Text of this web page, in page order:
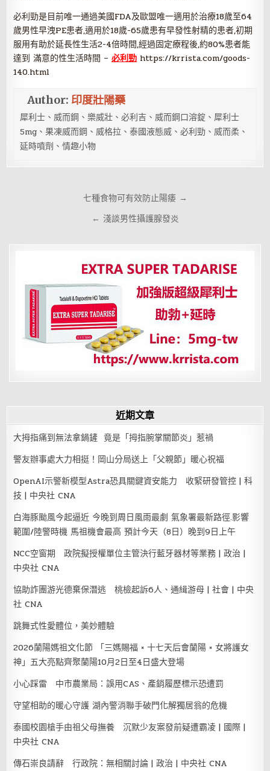
必利勁是目前唯一通過美國FDA及歐盟唯一適用於治療18歲至64
歲男性早洩PE患者,適用於18歲-65歲患有早發性射精的患者,初期
服用有助於延長性生活2-4倍時間,經過固定療程後,約80%患者能
達到 滿意的性生活時間 –必利勁 https://krrista.com/goods-
140.html
Author: 印度壯陽藥
犀利士、威而鋼、樂威壯、必利吉、威而鋼口溶錠、犀利士
5mg、果凍威而鋼、威格拉、泰國液態威、必利勁、威而柔、
延時噴劑、情趣小物
覽
七種食物可有效防止陽痿 →
← 淺談男性攝護腺發炎
近期文章
大拇指痛到無法拿鍋鏟 竟是「拇指腕掌關節炎」惹禍
警友辦事處大力相挺！岡山分局送上「父親節」暖心祝福
OpenAI示警新模型Astra恐具關鍵資安能力 收緊研發管控 | 科
技 | 中央社 CNA
白海豚颱風今起逼近 今晚到周日風雨最劇 氣象署最新路徑.影響
範圍/陸警時機 馬祖機會最高 預計今天（8日）晚到9日上午
NCC空窗期 政院擬授權單位主管決行藍牙器材等業務 | 政治 |
中央社 CNA
協助詐團游光德棄保潛逃 桃檢起訴6人、通緝游母 | 社會 | 中央
社 CNA
跳舞式性愛體位，美妙體驗
2026蘭陽媽祖文化節 「三媽賜福 × 十七天后會蘭陽 × 女將護女
神」五大亮點齊聚蘭陽10月2日至4日盛大登場
小心踩雷 中市農業局：誤用CAS、產銷履歷標示恐遭罰
守望相助的暖心守護 湖內警消聯手破門化解獨居翁的危機
泰國校園槍手由祖父母撫養 沉默少友案發前疑遭霸凌 | 國際 |
中央社 CNA
傳石崇良請辭 行政院：無相關討論 | 政治 | 中央社 CNA